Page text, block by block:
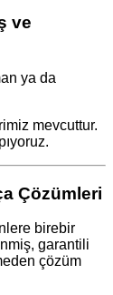
ve
ya da
mevcuttur.
Çözümleri
birebir
garantili
çözüm